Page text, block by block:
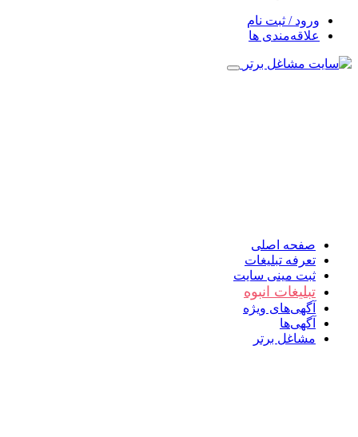
ورود / ثبت نام
علاقه‌مندی ها
صفحه اصلی
تعرفه تبلیغات
ثبت مینی سایت
تبلیغات انبوه
آگهی‌های ویژه
آگهی‌ها
مشاغل برتر